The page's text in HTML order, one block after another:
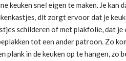
keuken snel eigen te maken. Je kan
dit zorgt ervoor dat je
schilderen of met plakfolie, dat je
tot een ander patroon. Zo
plank in de keuken op te hangen, zo